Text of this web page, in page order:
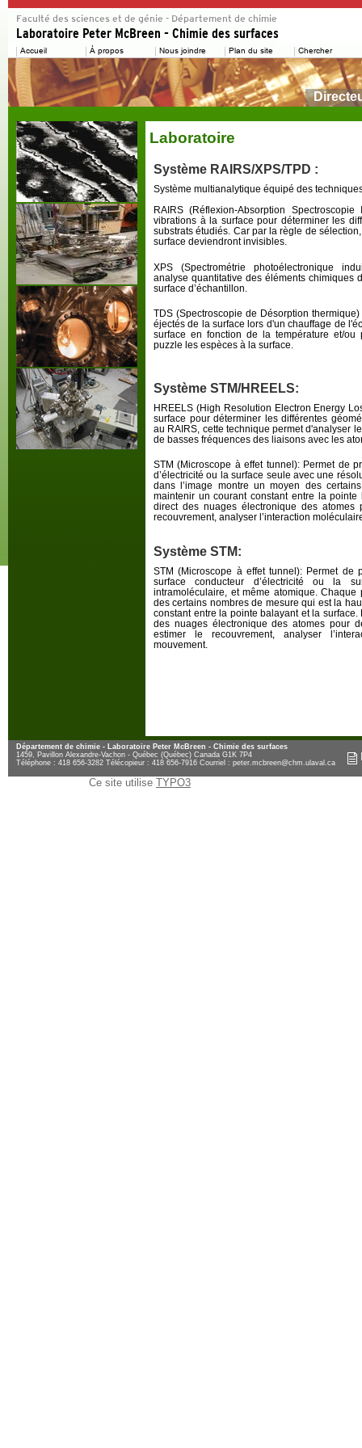
Laboratoire
Système RAIRS/XPS/TPD :
Système multianalytique équipé des
RAIRS (Réflexion-Absorption
vibrations à la surface pour déterminer les
substrats étudiés. Car par la règle de
surface deviendront invisibles.
XPS (Spectrométrie photoélectronique
analyse quantitative des éléments chimiques
surface d’échantillon.
TDS (Spectroscopie de Désorption
éjectés de la surface lors d'un chauffage de
surface en fonction de la température et/
puzzle les espèces à la surface.
Système STM/HREELS:
HREELS (High Resolution Electron Energy
surface pour déterminer les différentes
au RAIRS, cette technique permet d'analyser
de basses fréquences des liaisons avec les
STM (Microscope à effet tunnel): Permet de
d’électricité ou la surface seule avec une
dans l’image montre un moyen des
maintenir un courant constant entre la pointe
direct des nuages électronique des
recouvrement, analyser l’interaction
Système STM:
STM (Microscope à effet tunnel): Permet de
surface conducteur d’électricité ou la
intramoléculaire, et même atomique. Chaque
des certains nombres de mesure qui est la
constant entre la pointe balayant et la surface.
des nuages électronique des atomes pour
estimer le recouvrement, analyser
mouvement.
Département de chimie - Laboratoire Peter McBreen - Chimie des surfaces
1459, Pavillon Alexandre-Vachon - Québec (Québec) Canada G1K 7P4
Téléphone : 418 656-3282 Télécopieur : 418 656-7916 Courriel : peter.mcbreen@chm.ulaval.ca
Ce site utilise TYPO3